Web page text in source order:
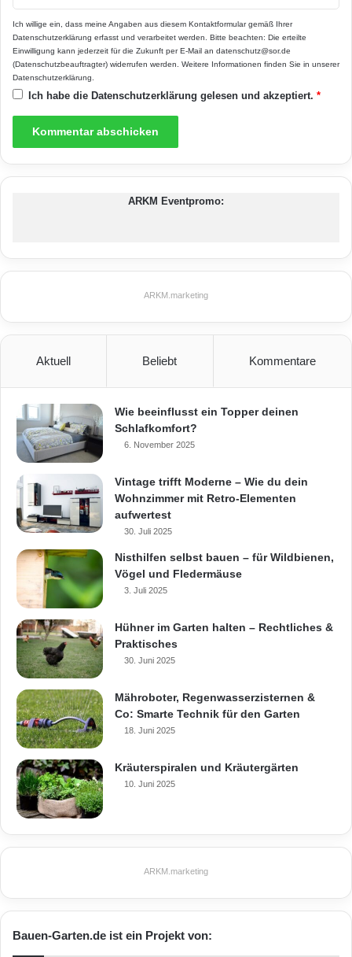
Köpfen der Bewohner und kann als Ganzes
erlebt werden. Transparenz und Geborgenheit
faszinieren Jung und Alt gleichermaßen – und
der Musikliebhaber genießt zusätzlich die gute
Akustik des Bogendachs. Beim Bau des
Raumwunders setzt ARKUS auf natürliche und
und vereint die Vorteile der unterschiedlichen
Bauweisen. Die baulichen Highlights werden
mit einem Energiesparkonzept kombiniert. Für
Planung und den erweiterten Rohbau umfasst.
Durch Eigenleistungen und
Nachbarschaftshilfe kann der ganze Ausbau
preiswert mit örtlichen Firmen realisiert
werden. Mehr zu den stilvollen Bogenhäusern,
auch eingeschossig als Garten- oder
Ferienhaus, alters- und behindertengerecht,
gibt es unter www.arkus.de.
Geborgenheit und Harmonie. Die
Verglasung der Innenwände nach oben hin
Ich willige ein, dass meine Angaben aus diesem Kontaktformular gemäß Ihrer
Datenschutzerklärung erfasst und verarbeitet werden. Bitte beachten: Die erteilte
Einwilligung kann jederzeit für die Zukunft per E-Mail an datenschutz@sor.de
(Datenschutzbeauftragter) widerrufen werden. Weitere Informationen finden Sie in unserer
Datenschutzerklärung
Ich habe die Datenschutzerklärung gelesen und akzeptiert. *
ARKM Eventpromo:
ARKM.marketing
Aktuell Beliebt Kommentare
Wie beeinflusst ein Topper deinen
Schlafkomfort?
6. November 2025
Vintage trifft Moderne – Wie du dein
Wohnzimmer mit Retro-Elementen
aufwertest
30. Juli 2025
Nisthilfen selbst bauen – für Wildbienen,
Vögel und Fledermäuse
3. Juli 2025
Hühner im Garten halten – Rechtliches &
Praktisches
30. Juni 2025
Mähroboter, Regenwasserzisternen &
Co: Smarte Technik für den Garten
18. Juni 2025
Kräuterspiralen und Kräutergärten
10. Juni 2025
ARKM.marketing
Bauen-Garten.de ist ein Projekt von: